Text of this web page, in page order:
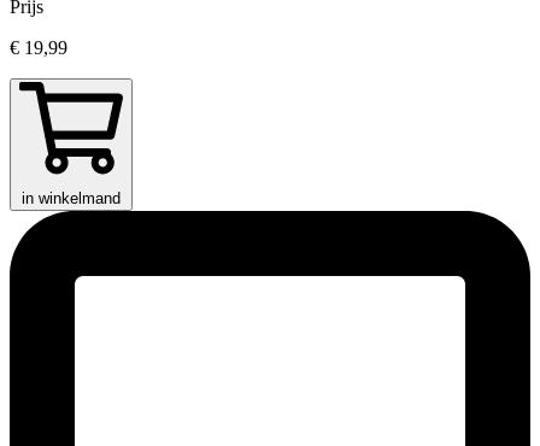
Prijs
€ 19,99
in winkelmand